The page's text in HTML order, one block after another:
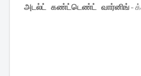
அடல்ட் கண்ட்டெண்ட் வார்னிங்-